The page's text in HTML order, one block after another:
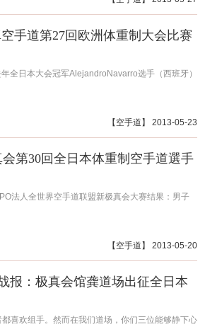
手道第27回欧洲体重制大会比赛
全日本大会冠军AlejandroNavarro选手（西班牙）
【 空手道 】 2013-05-23
会第30回全日本体重制空手道選手
法人全世界空手道联盟新极真会大赛结果：男子
【 空手道 】 2013-05-20
报：极真会馆龚道场出征全日本
喜欢组手。然而在我们道场，你们三位能够静下心